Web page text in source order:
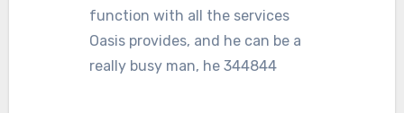
function with all the services
Oasis provides, and he can be a
really busy man, he 344844